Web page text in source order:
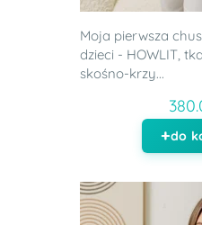
Moja pierwsza
dzieci - HOWLIT,
skośno-krzy...
do